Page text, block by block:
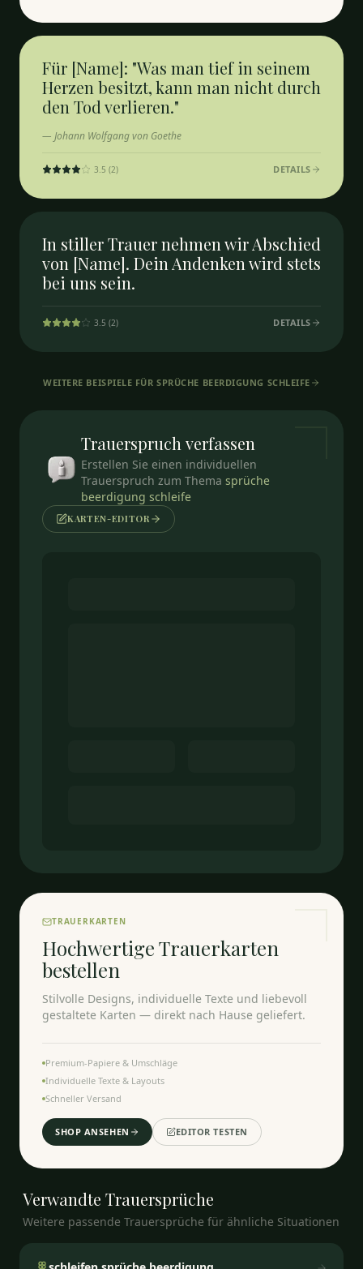
Für [Name]: "Was man tief in seinem
Herzen besitzt, kann man nicht durch
den Tod verlieren."
— Johann Wolfgang von Goethe
3.5 (2) DETAILS
In stiller Trauer nehmen wir Abschied
von [Name]. Dein Andenken wird stets
bei uns sein.
3.5 (2) DETAILS
WEITERE BEISPIELE FÜRSPRÜCHE BEERDIGUNG SCHLEIFE
Trauerspruch verfassen
Erstellen Sie einen individuellen
Trauerspruch zum Thema sprüche
beerdigung schleife
KARTEN-EDITOR
TRAUERKARTEN
Hochwertige Trauerkarten
bestellen
Stilvolle Designs, individuelle Texte und liebevoll
gestaltete Karten — direkt nach Hause geliefert.
Premium-Papiere & Umschläge
Individuelle Texte & Layouts
Schneller Versand
SHOP ANSEHEN EDITOR TESTEN
Verwandte Trauersprüche
Weitere passende Trauersprüche für ähnliche Situationen